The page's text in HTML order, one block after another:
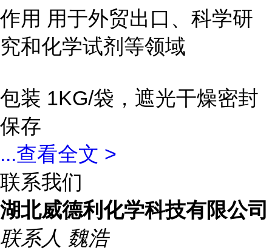
作用 用于外贸出口、科学研
究和化学试剂等领域
包装 1KG/袋，遮光干燥密封
保存
...查看全文 >
联系我们
湖北威德利化学科技有限公司
联系人 魏浩